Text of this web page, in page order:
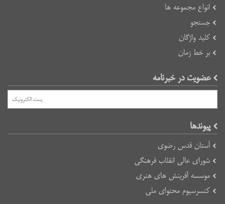
انواع مجموعه ها
جستجو
کلید واژگان
بر خط زمان
عضویت در خبرنامه
پیوند‌ها
آستان قدس رضوی
شورای عالی انقلاب فرهنگی
موسسه آفرینش های هنری
کنسرسیوم محتوای ملی